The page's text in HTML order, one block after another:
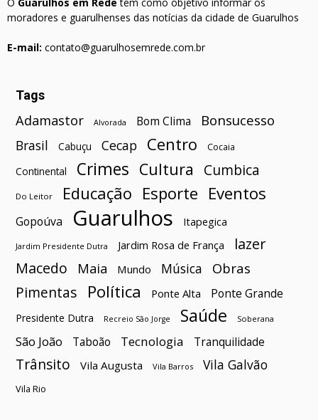
moradores e guarulhenses das notícias da cidade de Guarulhos
E-mail: contato@guarulhosemrede.com.br
Tags
Adamastor Alvorada Bom Clima Bonsucesso
Brasil Cabuçu Cecap Centro Cocaia
Continental Crimes Cultura Cumbica
Do Leitor Educação Esporte Eventos
Gopoúva Guarulhos Itapegica
Jardim Presidente Dutra Jardim Rosa de França
lazer
Macedo
Maia Mundo Música Obras
Pimentas Política Ponte Alta Ponte Grande
Presidente Dutra Recreio São Jorge Saúde Soberana
São João Taboão Tecnologia Tranquilidade
Trânsito Vila Augusta Vila Barros Vila Galvão
Vila Rio